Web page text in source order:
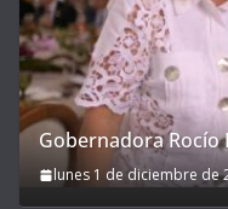
Gobernadora Rocío
lunes 1 de diciembre de